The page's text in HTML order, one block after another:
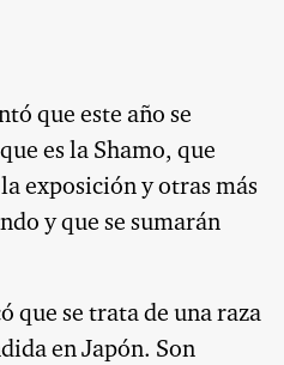
que este año se
es la Shamo, que
exposición y otras más
y que se sumarán
que se trata de una raza
en Japón. Son